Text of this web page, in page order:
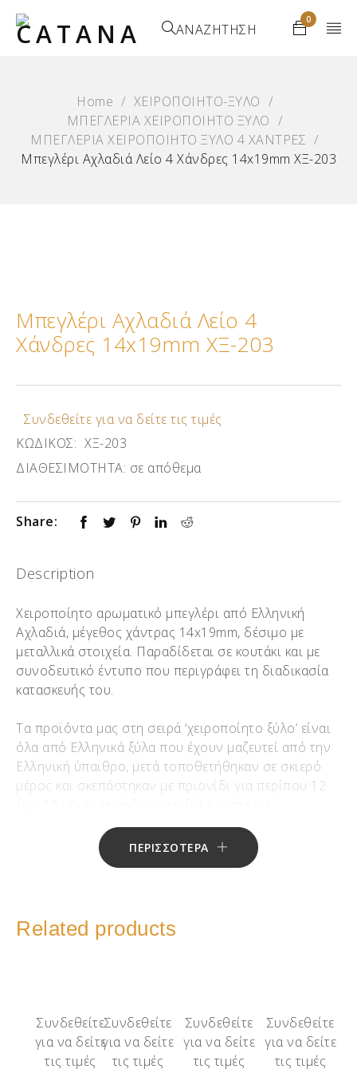
0
ΑΝΑΖΗΤΗΣΗ
Home / ΧΕΙΡΟΠΟΙΗΤΟ-ΞΥΛΟ /
ΜΠΕΓΛΕΡΙΑ ΧΕΙΡΟΠΟΙΗΤΟ ΞΥΛΟ /
ΜΠΕΓΛΕΡΙΑ ΧΕΙΡΟΠΟΙΗΤΟ ΞΥΛΟ 4 XΑΝΤΡΕΣ /
Μπεγλέρι Αχλαδιά Λείο 4 Χάνδρες 14x19mm ΧΞ-203
Μπεγλέρι Αχλαδιά Λείο 4
Χάνδρες 14x19mm ΧΞ-203
Συνδεθείτε για να δείτε τις τιμές
ΚΩΔΙΚΟΣ: ΧΞ-203
ΔΙΑΘΕΣΙΜΟΤΗΤΑ: σε απόθεμα
Share:
Description
Χειροποίητο αρωματικό μπεγλέρι από Ελληνική
Αχλαδιά, μέγεθος χάντρας 14x19mm, δέσιμο με
μεταλλικά στοιχεία. Παραδίδεται σε κουτάκι και με
συνοδευτικό έντυπο που περιγράφει τη διαδικασία
κατασκευής του.
Τα προϊόντα μας στη σειρά ‘χειροποίητο ξύλο’ είναι
όλα από Ελληνικά ξύλα που έχουν μαζευτεί από την
Ελληνική ύπαιθρο, μετά τοποθετήθηκαν σε σκιερό
μέρος και σκεπάστηκαν με πριονίδι για περίπου 12
αποβάλουν κάθε ίχνος υγρασίας!!!
Μετά αρχίζει το τεμάχισμα και η χειροποίητη
σχήμα, προχωράμε στο φινίρισμα, αυτό σημαίνει 5
‘χέρια’ με διαφορετικό νούμερο γυαλόχαρτου και
Το δέσιμο μπορεί να είναι με ασήμι 925 ή απλό
μέταλλο,αναλόγως την επιθυμία σας!!! Το κάθε
μπεγλέρι είναι μοναδικό, δεν μοιάζει με κανένα άλλο
ΠΕΡΙΣΣΟΤΕΡΑ
Related products
Συνδεθείτε
για να δείτε
τις τιμές
Συνδεθείτε
για να δείτε
τις τιμές
Συνδεθείτε
για να δείτε
τις τιμές
Συνδεθείτε
για να δείτε
τις τιμές